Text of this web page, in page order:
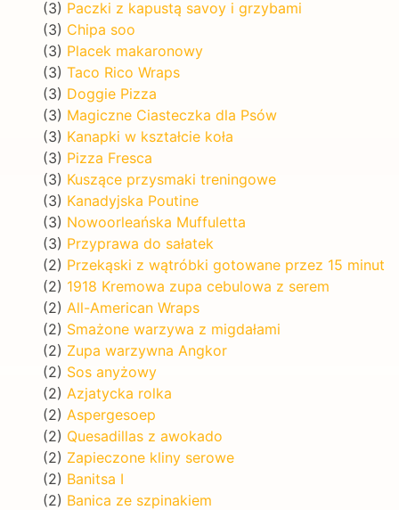
(3) Paczki z kapustą savoy i grzybami
(3) Chipa soo
(3) Placek makaronowy
(3) Taco Rico Wraps
(3) Doggie Pizza
(3) Magiczne Ciasteczka dla Psów
(3) Kanapki w kształcie koła
(3) Pizza Fresca
(3) Kuszące przysmaki treningowe
(3) Kanadyjska Poutine
(3) Nowoorleańska Muffuletta
(3) Przyprawa do sałatek
(2) Przekąski z wątróbki gotowane przez 15 minut
(2) 1918 Kremowa zupa cebulowa z serem
(2) All-American Wraps
(2) Smażone warzywa z migdałami
(2) Zupa warzywna Angkor
(2) Sos anyżowy
(2) Azjatycka rolka
(2) Aspergesoep
(2) Quesadillas z awokado
(2) Zapieczone kliny serowe
(2) Banitsa I
(2) Banica ze szpinakiem